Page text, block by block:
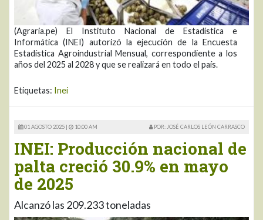
(Agraria.pe) El Instituto Nacional de Estadística e
Informática (INEI) autorizó la ejecución de la Encuesta
Estadística Agroindustrial Mensual, correspondiente a los
años del 2025 al 2028 y que se realizará en todo el país.
Etiquetas: Inei
01 AGOSTO 2025 | 10:00 AM POR: JOSÉ CARLOS LEÓN CARRASCO
INEI: Producción nacional de
palta creció 30.9% en mayo
de 2025
Alcanzó las 209.233 toneladas